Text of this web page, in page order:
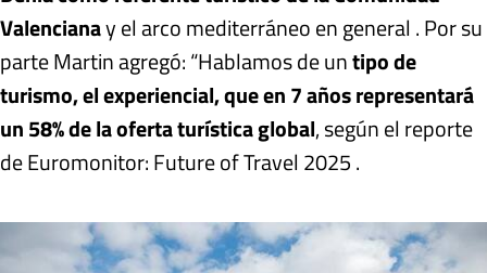
Valencianay el arco mediterráneo en general . Por su
parte Martin agregó: “Hablamos de untipo de
turismo, el experiencial, que en 7 años representará
un 58% de la oferta turística global, según el reporte
de Euromonitor: Future of Travel 2025 .